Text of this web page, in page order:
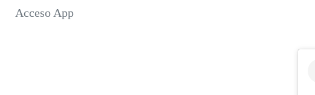
Acceso App